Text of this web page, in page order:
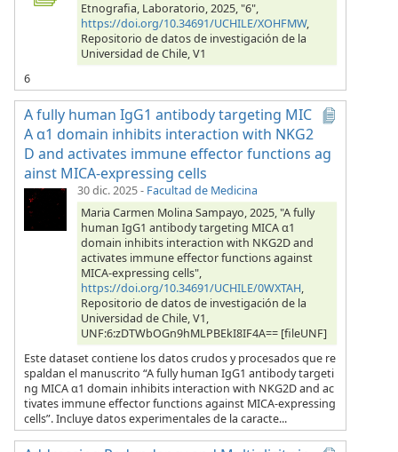
Etnografia, Laboratorio, 2025, "6",
https://doi.org/10.34691/UCHILE/XOHFMW,
Repositorio de datos de investigación de la
Universidad de Chile, V1
6
A fully human IgG1 antibody targeting MIC
A α1 domain inhibits interaction with NKG2
D and activates immune effector functions ag
ainst MICA-expressing cells
30 dic. 2025- Facultad de Medicina
Maria Carmen Molina Sampayo, 2025, "A fully
human IgG1 antibody targeting MICA α1
domain inhibits interaction with NKG2D and
activates immune effector functions against
MICA-expressing cells",
https://doi.org/10.34691/UCHILE/0WXTAH,
Repositorio de datos de investigación de la
Universidad de Chile, V1,
UNF:6:zDTWbOGn9hMLPBEkI8IF4A== [fileUNF]
Este dataset contiene los datos crudos y procesados que re
spaldan el manuscrito “A fully human IgG1 antibody targeti
ng MICA α1 domain inhibits interaction with NKG2D and ac
tivates immune effector functions against MICA-expressing
cells”. Incluye datos experimentales de la caracte...